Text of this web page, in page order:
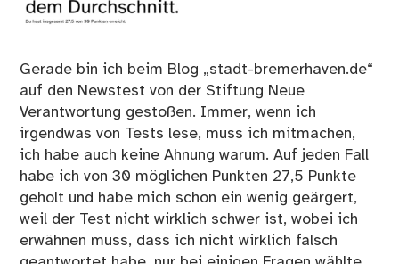
Gerade bin ich beim Blog „stadt-bremerhaven.de“
auf den Newstest von der Stiftung Neue
Verantwortung gestoßen. Immer, wenn ich
irgendwas von Tests lese, muss ich mitmachen,
ich habe auch keine Ahnung warum. Auf jeden Fall
habe ich von 30 möglichen Punkten 27,5 Punkte
geholt und habe mich schon ein wenig geärgert,
weil der Test nicht wirklich schwer ist, wobei ich
erwähnen muss, dass ich nicht wirklich falsch